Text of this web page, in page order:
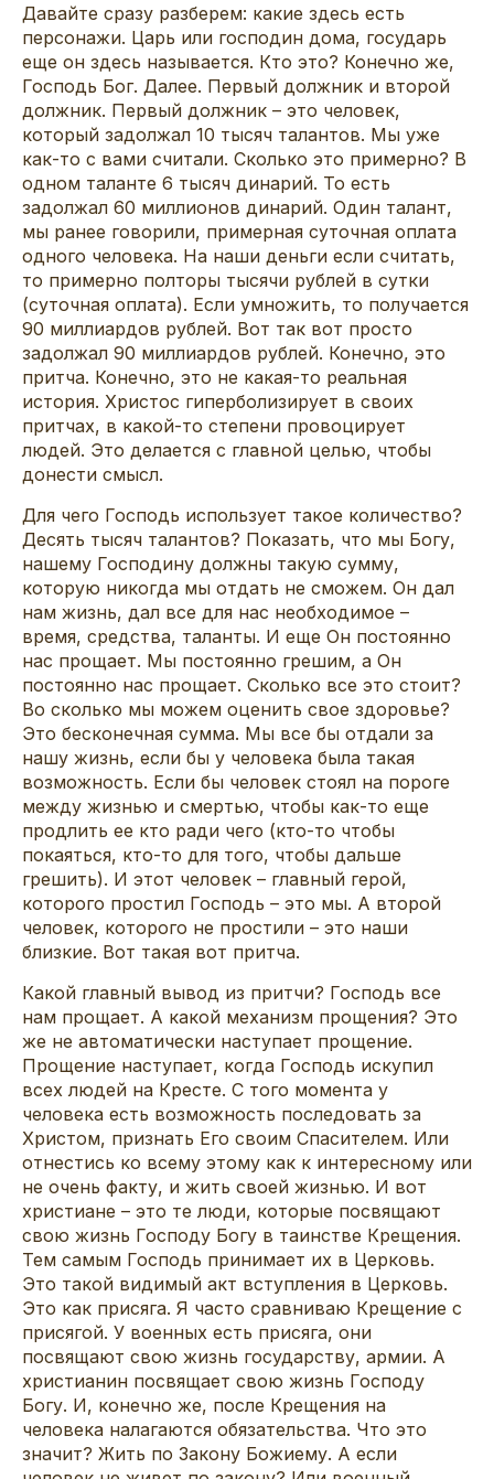
Давайте сразу разберем: какие здесь есть
персонажи. Царь или господин дома, государь
еще он здесь называется. Кто это? Конечно же,
Господь Бог. Далее. Первый должник и второй
должник. Первый должник – это человек,
который задолжал 10 тысяч талантов. Мы уже
как-то с вами считали. Сколько это примерно? В
одном таланте 6 тысяч динарий. То есть
задолжал 60 миллионов динарий. Один талант,
мы ранее говорили, примерная суточная оплата
одного человека. На наши деньги если считать,
то примерно полторы тысячи рублей в сутки
(суточная оплата). Если умножить, то получается
90 миллиардов рублей. Вот так вот просто
задолжал 90 миллиардов рублей. Конечно, это
притча. Конечно, это не какая-то реальная
история. Христос гиперболизирует в своих
притчах, в какой-то степени провоцирует
людей. Это делается с главной целью, чтобы
донести смысл.
Для чего Господь использует такое количество?
Десять тысяч талантов? Показать, что мы Богу,
нашему Господину должны такую сумму,
которую никогда мы отдать не сможем. Он дал
нам жизнь, дал все для нас необходимое –
время, средства, таланты. И еще Он постоянно
нас прощает. Мы постоянно грешим, а Он
постоянно нас прощает. Сколько все это стоит?
Во сколько мы можем оценить свое здоровье?
Это бесконечная сумма. Мы все бы отдали за
нашу жизнь, если бы у человека была такая
возможность. Если бы человек стоял на пороге
между жизнью и смертью, чтобы как-то еще
продлить ее кто ради чего (кто-то чтобы
покаяться, кто-то для того, чтобы дальше
грешить). И этот человек – главный герой,
которого простил Господь – это мы. А второй
человек, которого не простили – это наши
близкие. Вот такая вот притча.
Какой главный вывод из притчи? Господь все
нам прощает. А какой механизм прощения? Это
же не автоматически наступает прощение.
Прощение наступает, когда Господь искупил
всех людей на Кресте. С того момента у
человека есть возможность последовать за
Христом, признать Его своим Спасителем. Или
отнестись ко всему этому как к интересному или
не очень факту, и жить своей жизнью. И вот
христиане – это те люди, которые посвящают
свою жизнь Господу Богу в таинстве Крещения.
Тем самым Господь принимает их в Церковь.
Это такой видимый акт вступления в Церковь.
Это как присяга. Я часто сравниваю Крещение с
присягой. У военных есть присяга, они
посвящают свою жизнь государству, армии. А
христианин посвящает свою жизнь Господу
Богу. И, конечно же, после Крещения на
человека налагаются обязательства. Что это
значит? Жить по Закону Божиему. А если